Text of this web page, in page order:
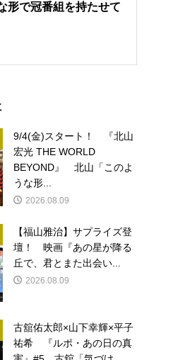
形で冠番組を持たせて
9/4(金)スタート！ 『北山
宏光 THE WORLD
BEYOND』 北山「このよ
うな形...
2026.08.09
【福山雅治】サプライズ登
壇！ 映画『あの星が降る
丘で、君とまた出会い...
2026.08.09
古舘佑太郎×山下幸輝×平子
祐希 『ルポ・あの日の真